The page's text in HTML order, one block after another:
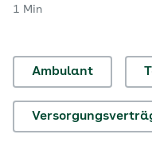
Versorgung. Viele
die…
1 Min
Ambulant